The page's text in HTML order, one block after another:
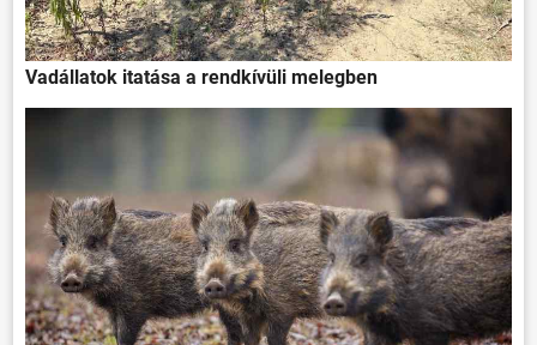
Vadállatok itatása a rendkívüli melegben